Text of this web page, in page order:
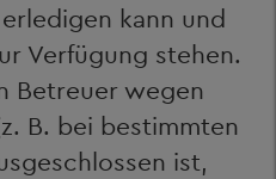
kann und
Verfügung stehen.
Betreuer wegen
B. bei bestimmten
ist,